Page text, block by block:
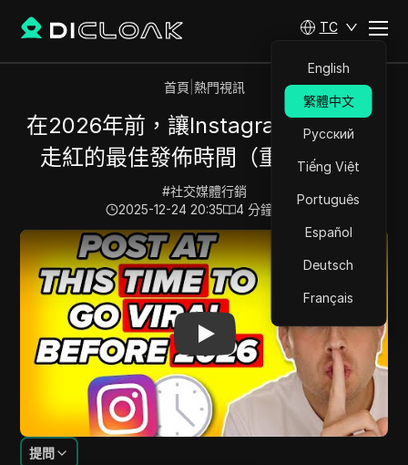
TC
English
繁體中文
Русский
Tiếng Việt
Português
Español
Deutsch
Français
首頁 熱門視訊
在2026年前，讓Instagram帖子迅速
走紅的最佳發佈時間（重大更新）
#社交媒體行銷
2025-12-24 20:35
4 分鐘 閱讀
Play Video:在2026年前，讓Instagram帖子迅速走紅的最
提問